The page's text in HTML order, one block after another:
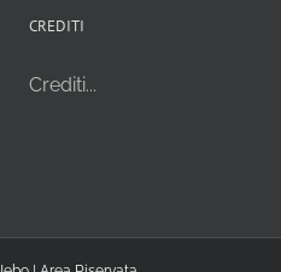
CREDITI
Crediti...